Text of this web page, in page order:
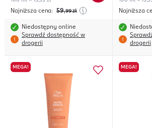
Najniższa cena: 59,99 zł
Niedostępny online
Sprawdź dostępność w
drogerii
Najniższa
drogerii
MEGA! MEGA!